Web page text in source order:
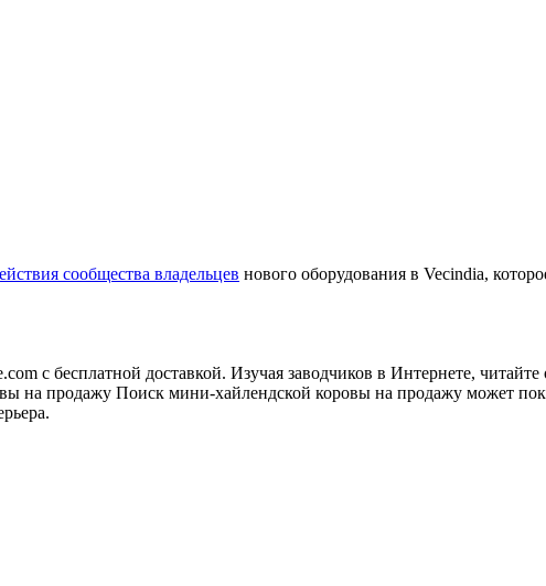
сообщества владельцев нового оборудования в Vecindia,
с бесплатной доставкой. Изучая заводчиков в Интернете,
на продажу Поиск мини-хайлендской коровы на продажу может